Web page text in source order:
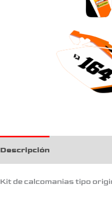
Descripción
Kit de calcomanias tipo